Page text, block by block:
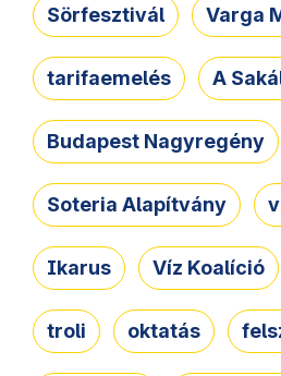
Sörfesztivál Varga
tarifaemelés A
Budapest Nagyregény
Soteria Alapítvány
Ikarus Víz Koalíció
troli oktatás